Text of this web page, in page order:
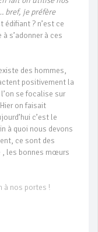
bref, je préfère
édifiant ? n’est ce
s’adonner à ces
des hommes,
positivement la
se focalise sur
on faisait
c’est le
à quoi nous devons
ce sont des
, les bonnes mœurs
à nos portes !